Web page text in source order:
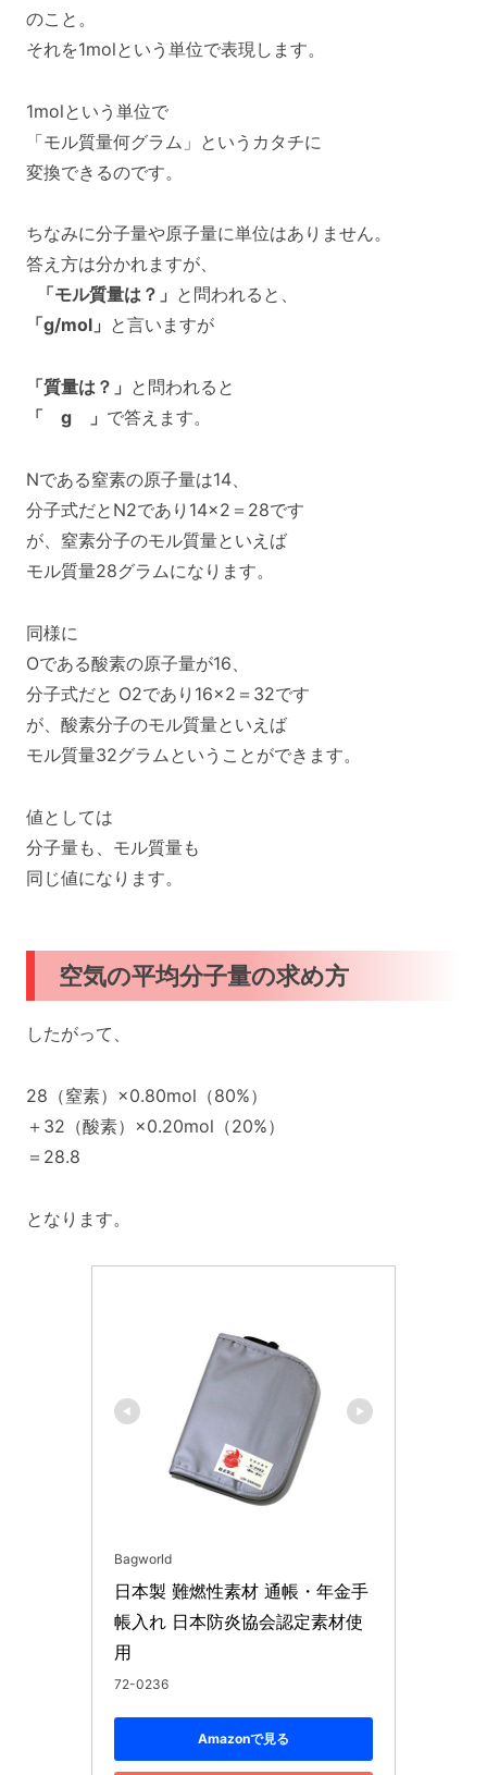
のこと。
それを1molという単位で表現します。
1molという単位で
「モル質量何グラム」というカタチに
変換できるのです。
ちなみに分子量や原子量に単位はありません。
答え方は分かれますが、
「モル質量は？」 と問われると、
「g/mol」 と言いますが
「質量は？」 と問われると
「 g 」 で答えます。
Nである窒素の原子量は14、
分子式だとN2であり14×2＝28です
が、窒素分子のモル質量といえば
モル質量28グラムになります。
同様に
Oである酸素の原子量が16、
分子式だと O2であり16×2＝32です
が、酸素分子のモル質量といえば
モル質量32グラムということができます。
値としては
分子量も、モル質量も
同じ値になります。
空気の平均分子量の求め方
したがって、
28（窒素）×0.80mol（80%）
＋32（酸素）×0.20mol（20%）
＝28.8
となります。
Bagworld
日本製 難燃性素材 通帳・年金手
帳入れ 日本防炎協会認定素材使
用
72-0236
Amazonで見る